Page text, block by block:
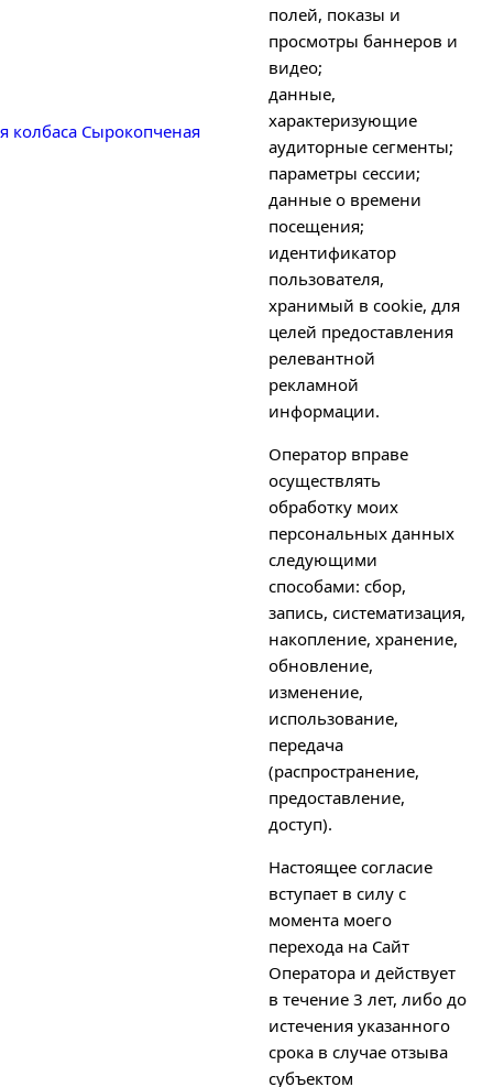
колбаса Сырокопченая
полей, показы и
просмотры баннеров и
видео;
данные,
характеризующие
аудиторные сегменты;
параметры сессии;
данные о времени
посещения;
идентификатор
пользователя,
хранимый в cookie, для
целей предоставления
релевантной
рекламной
информации.
Оператор вправе
осуществлять
обработку моих
персональных данных
следующими
способами: сбор,
запись, систематизация,
накопление, хранение,
обновление,
изменение,
использование,
передача
(распространение,
предоставление,
доступ).
Настоящее согласие
вступает в силу с
момента моего
перехода на Сайт
Оператора и действует
в течение 3 лет, либо до
истечения указанного
срока в случае отзыва
субъектом